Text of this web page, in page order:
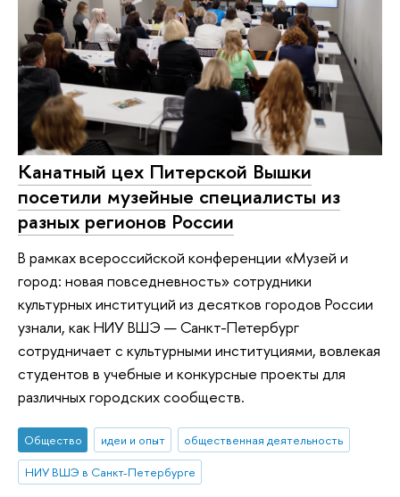
Канатный цех Питерской Вышки
посетили музейные специалисты из
разных регионов России
В рамках всероссийской конференции «Музей и
город: новая повседневность» сотрудники
культурных институций из десятков городов России
узнали, как НИУ ВШЭ — Санкт-Петербург
сотрудничает с культурными институциями, вовлекая
студентов в учебные и конкурсные проекты для
различных городских сообществ.
Общество идеи и опыт
общественная деятельность
НИУ ВШЭ в Санкт-Петербурге